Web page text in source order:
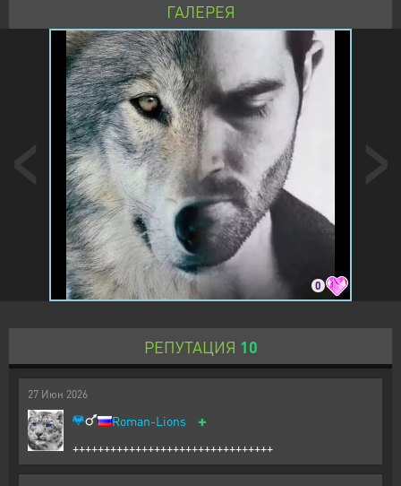
ГАЛЕРЕЯ
0
РЕПУТАЦИЯ 10
27 Июн 2026
Roman-Lions +
++++++++++++++++++++++++++++++++